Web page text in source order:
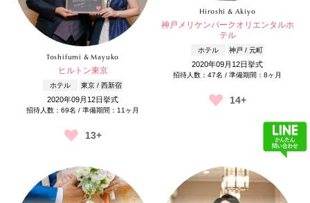
Toshifumi & Mayuko
ヒルトン東京
ホテル 東京 / 西新宿
2020年09月12日挙式
招待人数：69名 / 準備期間：11ヶ月
13+
Hiroshi & Akiyo
神戸メリケンパークオリエンタルホ
テル
ホテル 神戸 / 元町
2020年09月12日挙式
招待人数：47名 / 準備期間：8ヶ月
14+